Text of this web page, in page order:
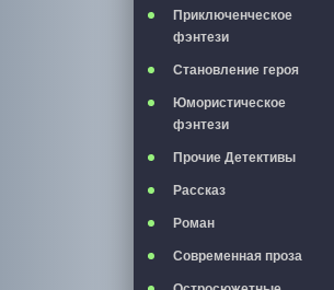
Приключенческое
фэнтези
Становление героя
Юмористическое
фэнтези
Прочие Детективы
Рассказ
Роман
Современная проза